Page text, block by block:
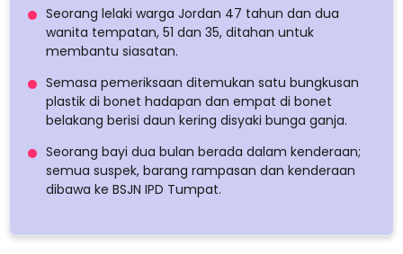
Seorang lelaki warga Jordan 47 tahun dan dua
wanita tempatan, 51 dan 35, ditahan untuk
membantu siasatan.
Semasa pemeriksaan ditemukan satu bungkusan
plastik di bonet hadapan dan empat di bonet
belakang berisi daun kering disyaki bunga ganja.
Seorang bayi dua bulan berada dalam kenderaan;
semua suspek, barang rampasan dan kenderaan
dibawa ke BSJN IPD Tumpat.